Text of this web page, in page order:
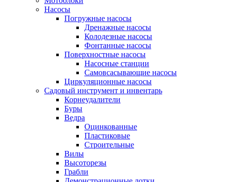
Насосы
Погружные насосы
Дренажные насосы
Колодезные насосы
Фонтанные насосы
Поверхностные насосы
Насосные станции
Самовсасывающие насосы
Циркуляционные насосы
Садовый инструмент и инвентарь
Корнеудалители
Буры
Ведра
Оцинкованные
Пластиковые
Строительные
Вилы
Высоторезы
Грабли